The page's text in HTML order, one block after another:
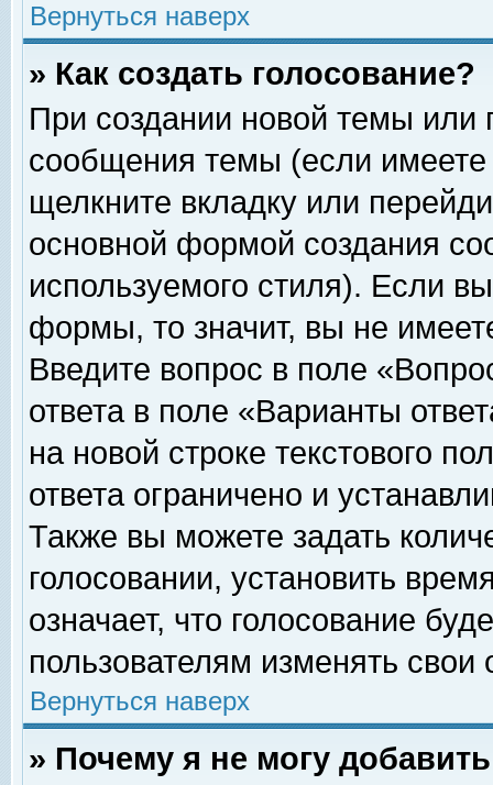
Вернуться наверх
» Как создать голосование?
При создании новой темы или
сообщения темы (если
щелкните вкладку или
основной формой создания
используемого стиля). Если
формы, то значит, вы не
Введите вопрос в поле
ответа в поле «Варианты
на новой строке текстового
ответа ограничено и
Также вы можете задать
голосовании, установить
означает, что голосование
пользователям изменять свои
Вернуться наверх
» Почему я не могу